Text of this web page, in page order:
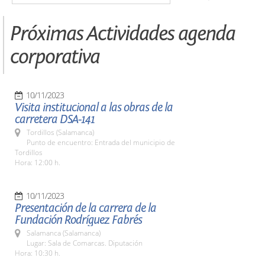
Próximas Actividades agenda
corporativa
10/11/2023
Visita institucional a las obras de la
carretera DSA-141
Tordillos (Salamanca)
Punto de encuentro: Entrada del municipio de
Tordillos
Hora: 12:00 h.
10/11/2023
Presentación de la carrera de la
Fundación Rodríguez Fabrés
Salamanca (Salamanca)
Lugar: Sala de Comarcas. Diputación
Hora: 10:30 h.